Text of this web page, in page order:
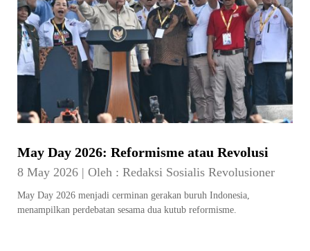
May Day 2026: Reformisme atau Revolusi
8 May 2026 | Oleh : Redaksi Sosialis Revolusioner
May Day 2026 menjadi cerminan gerakan buruh Indonesia,
menampilkan perdebatan sesama dua kutub reformisme.